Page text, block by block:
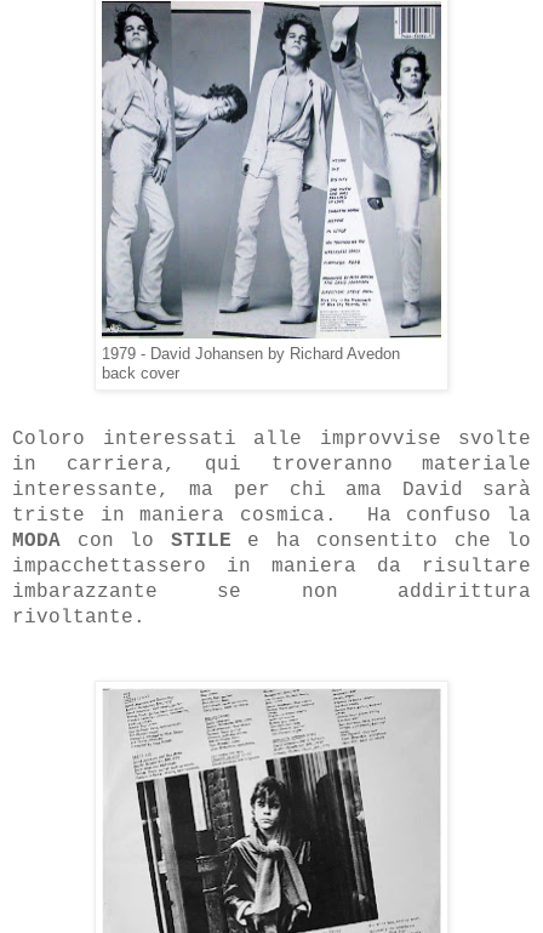
1979 - David Johansen by Richard Avedon
back cover
Coloro interessati alle improvvise svolte
in carriera, qui troveranno materiale
interessante, ma per chi ama David sarà
triste in maniera cosmica. Ha confuso la
MODA con lo STILE e ha consentito che lo
impacchettassero in maniera da risultare
imbarazzante se non addirittura
rivoltante.